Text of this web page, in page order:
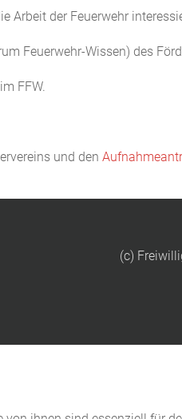
Arbeit der Feuerwehr
Feuerwehr-Wissen) des
FFW.
und den
(c)